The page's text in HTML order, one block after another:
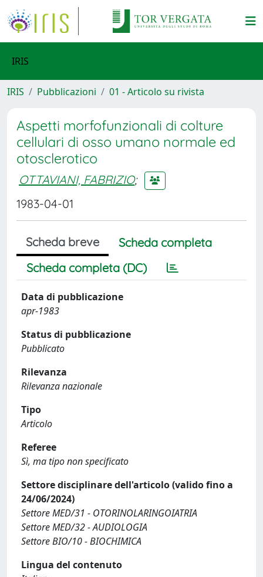
IRIS
IRIS Pubblicazioni 01 - Articolo su rivista
Aspetti morfofunzionali di colture
cellulari di osso umano normale ed
otosclerotico
OTTAVIANI, FABRIZIO;
1983-04-01
Scheda breve
Scheda completa
Scheda completa (DC)
Data di pubblicazione
apr-1983
Status di pubblicazione
Pubblicato
Rilevanza
Rilevanza nazionale
Tipo
Articolo
Referee
Sì, ma tipo non specificato
Settore disciplinare dell'articolo (valido fino a
24/06/2024)
Settore MED/31 - OTORINOLARINGOIATRIA
Settore MED/32 - AUDIOLOGIA
Settore BIO/10 - BIOCHIMICA
Lingua del contenuto